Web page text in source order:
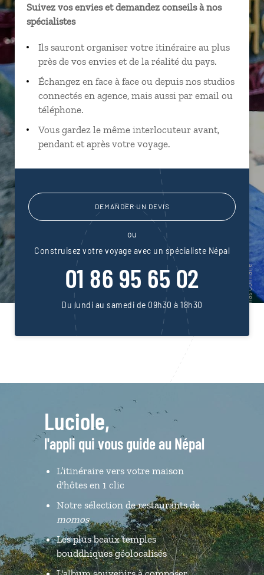
Suivez vos envies et demandez conseils à nos
spécialistes
Ils sauront organiser votre itinéraire au plus
près de vos envies et de la réalité du pays.
Échangez en face à face ou depuis nos studios
connectés en agence, mais aussi par email ou
téléphone.
Vous gardez le même interlocuteur avant,
pendant et après votre voyage.
DEMANDER UN DEVIS
ou
Construisez votre voyage avec un spécialiste Népal
01 86 95 65 02
Du lundi au samedi de 09h30 à 18h30
Luciole,
l'appli qui vous guide au Népal
L’itinéraire vers votre maison
d'hôtes en 1 clic
Notre sélection de restaurants de
momos
Les plus beaux temples
bouddhiques géolocalisés